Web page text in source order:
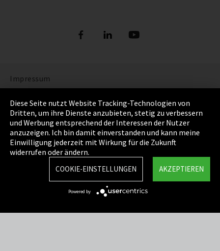
Impressum
Datenschutz
Cookie Einstellungen
AGB
Sitemap
EmpCo Richtlinie
Diese Seite nutzt Website Tracking-Technologien von
Dritten, um ihre Dienste anzubieten, stetig zu verbessern
und Werbung entsprechend der Interessen der Nutzer
anzuzeigen. Ich bin damit einverstanden und kann meine
Einwilligung jederzeit mit Wirkung für die Zukunft
widerrufen oder ändern.
AKZEPTIEREN
COOKIE-EINSTELLUNGEN
Powered by